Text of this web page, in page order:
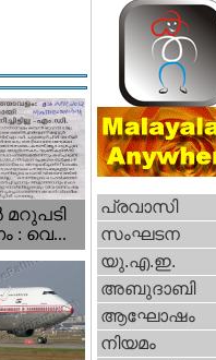
മറുപടി
: വെ...
പ്രവാസി
സംഘടന
യു.എ.ഇ.
അബുദാബി
ആഘോഷം
നിയമം